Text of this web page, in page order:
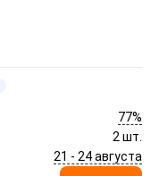
77%
2 шт.
21 - 24 августа